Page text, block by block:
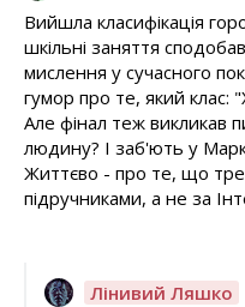
Вийшла класифікація
шкільні заняття
мислення у сучасного
гумор про те, який клас:
Але фінал теж викликав
людину? І заб'ють у
Життєво - про те, що
підручниками, а не за
Лінивий Ляшко